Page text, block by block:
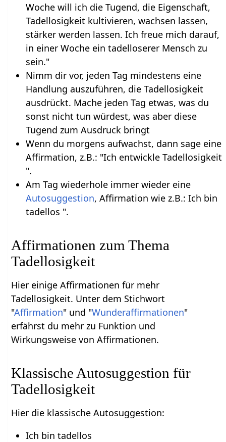
Woche will ich die Tugend, die Eigenschaft,
Tadellosigkeit kultivieren, wachsen lassen,
stärker werden lassen. Ich freue mich darauf,
in einer Woche ein tadelloserer Mensch zu
sein."
Nimm dir vor, jeden Tag mindestens eine
Handlung auszuführen, die Tadellosigkeit
ausdrückt. Mache jeden Tag etwas, was du
sonst nicht tun würdest, was aber diese
Tugend zum Ausdruck bringt
Wenn du morgens aufwachst, dann sage eine
Affirmation, z.B.: "Ich entwickle Tadellosigkeit
".
Am Tag wiederhole immer wieder eine
Autosuggestion, Affirmation wie z.B.: Ich bin
tadellos ".
Affirmationen zum Thema
Tadellosigkeit
Hier einige Affirmationen für mehr
Tadellosigkeit. Unter dem Stichwort
"Affirmation" und "Wunderaffirmationen"
erfährst du mehr zu Funktion und
Wirkungsweise von Affirmationen.
Klassische Autosuggestion für
Tadellosigkeit
Hier die klassische Autosuggestion:
Ich bin tadellos